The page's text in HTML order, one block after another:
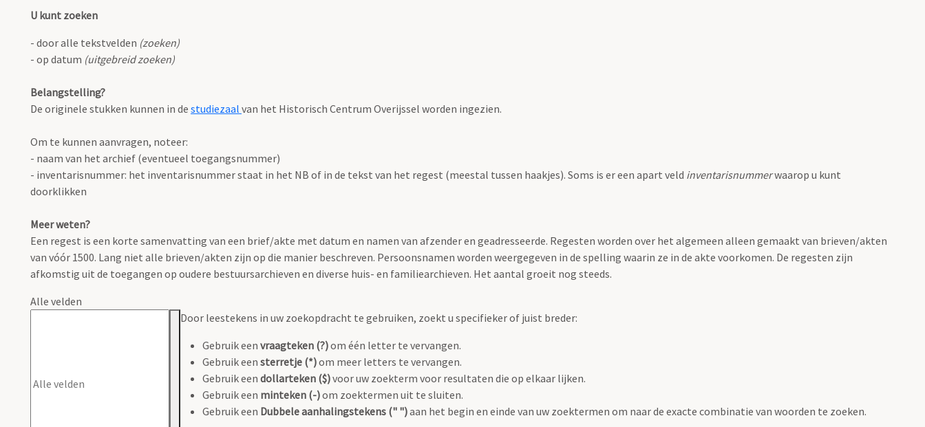
U kunt zoeken
- door alle tekstvelden (zoeken)
- op datum (uitgebreid zoeken)
Belangstelling?
De originele stukken kunnen in de studiezaal van het Historisch Centrum Overijssel worden ingezien.
Om te kunnen aanvragen, noteer:
- naam van het archief (eventueel toegangsnummer)
- inventarisnummer: het inventarisnummer staat in het NB of in de tekst van het regest (meestal tussen haakjes). Soms is er een apart veld inventarisnummerwaarop u kunt
doorklikken
Meer weten?
Een regest is een korte samenvatting van een brief/akte met datum en namen van afzender en geadresseerde. Regesten worden over het algemeen alleen gemaakt van brieven/akten
van vóór 1500. Lang niet alle brieven/akten zijn op die manier beschreven. Persoonsnamen worden weergegeven in de spelling waarin ze in de akte voorkomen. De regesten zijn
afkomstig uit de toegangen op oudere bestuursarchieven en diverse huis- en familiearchieven. Het aantal groeit nog steeds.
Alle velden
Door leestekens in uw zoekopdracht te gebruiken, zoekt u specifieker of juist breder:
Gebruik een vraagteken (?)om één letter te vervangen.
Gebruik een sterretje (*)om meer letters te vervangen.
Gebruik een dollarteken ($)voor uw zoekterm voor resultaten die op elkaar lijken.
Gebruik een minteken (-)om zoektermen uit te sluiten.
Gebruik een Dubbele aanhalingstekens (" ")aan het begin en einde van uw zoektermen om naar de exacte combinatie van woorden te zoeken.